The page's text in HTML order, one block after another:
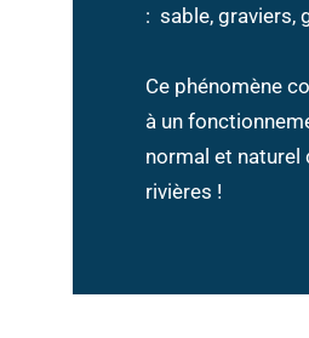
: sable, graviers,
Ce phénomène
à un
normal et naturel
rivières !